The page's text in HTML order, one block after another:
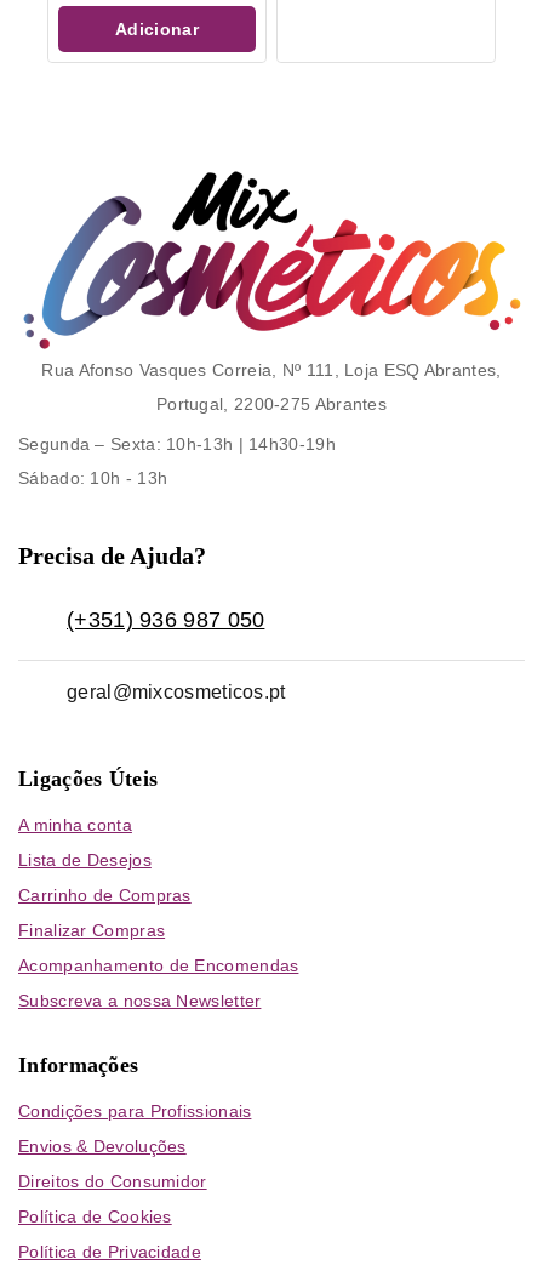
Adicionar
Rua Afonso Vasques Correia, Nº 111, Loja ESQ Abrantes,
Portugal, 2200-275 Abrantes
Segunda – Sexta: 10h-13h | 14h30-19h
Sábado: 10h - 13h
Precisa de Ajuda?
(+351) 936 987 050
geral@mixcosmeticos.pt
Ligações Úteis
A minha conta
Lista de Desejos
Carrinho de Compras
Finalizar Compras
Acompanhamento de Encomendas
Subscreva a nossa Newsletter
Informações
Condições para Profissionais
Envios & Devoluções
Direitos do Consumidor
Política de Cookies
Política de Privacidade